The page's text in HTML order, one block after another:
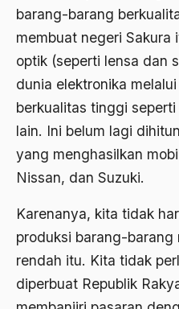
barang-barang
membuat negeri Sakura
optik (seperti lensa dan
dunia elektronika
berkualitas tinggi
lain. Ini belum lagi
yang menghasilkan
Nissan, dan Suzuki.
Karenanya, kita tidak
produksi barang-barang
rendah itu. Kita tidak
diperbuat Republik
Ajaran Islam
ajaran kemasyarakatan
Ajengan SIngaparna
Akademi Betawi
Akademi Jakarta
Akbar tanjung
Akhlaq
Akidah
Aktivis